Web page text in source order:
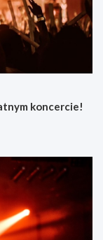
koncercie!